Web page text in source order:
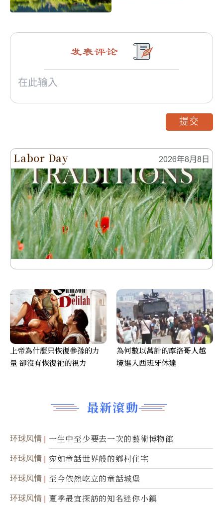
Labor Day 2026年8月8日
最新滾動
环球风情 一生中至少要去一次的藝術博物館
环球风情 宛如童話世界般的鄉村住宅
环球风情 至今依然屹立的童話城堡
环球风情 夏季最宜探訪的知名迷你小鎮
发表评论
提交
上帝為什麼只恢復參孫的力
量 卻沒有恢復祂的視力
為何數以萬計的摩洛哥人越
境進入西班牙休達